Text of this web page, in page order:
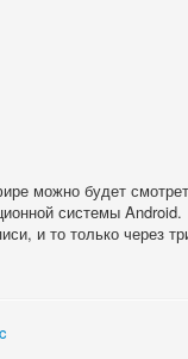
можно будет
системы
и то только через